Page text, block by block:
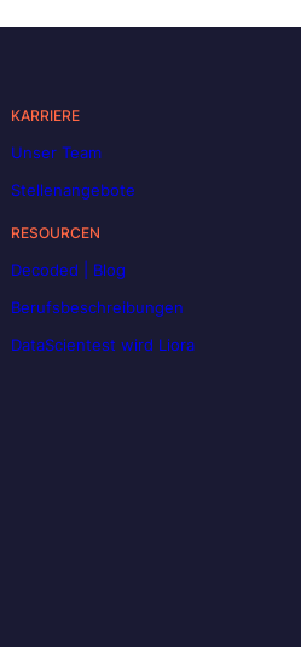
KARRIERE
Unser Team
Stellenangebote
RESOURCEN
Decoded | Blog
Berufsbeschreibungen
DataScientest wird Liora